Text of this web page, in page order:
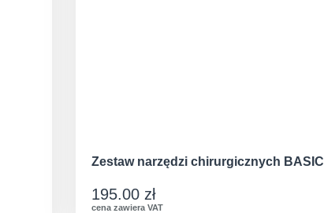
Zestaw narzędzi chirurgicznych BASIC
195.00 zł
cena zawiera VAT